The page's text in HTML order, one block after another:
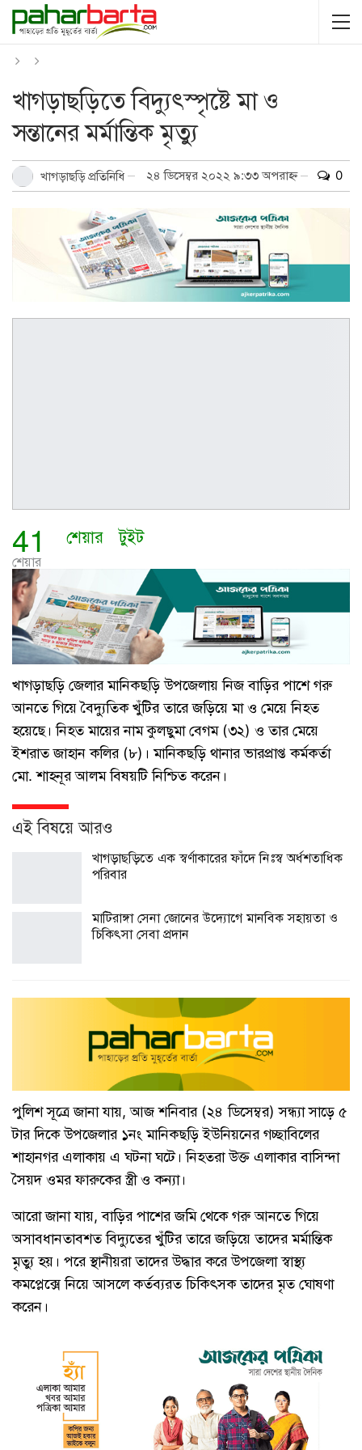
খাগড়াছড়িতে বিদ্যুৎস্পৃষ্টে মা ও
সন্তানের মর্মান্তিক মৃত্যু
খাগড়াছড়ি প্রতিনিধি ২৪ ডিসেম্বর ২০২২ ৯:৩৩ অপরাহ্ন 0
41
শেয়ার
শেয়ার টুইট
খাগড়াছড়ি জেলার মানিকছড়ি উপজেলায় নিজ বাড়ির পাশে গরু
আনতে গিয়ে বৈদ্যুতিক খুঁটির তারে জড়িয়ে মা ও মেয়ে নিহত
হয়েছে। নিহত মায়ের নাম কুলছুমা বেগম (৩২) ও তার মেয়ে
ইশরাত জাহান কলির (৮)। মানিকছড়ি থানার ভারপ্রাপ্ত কর্মকর্তা
মো. শাহনূর আলম বিষয়টি নিশ্চিত করেন।
এই বিষয়ে আরও
খাগড়াছড়িতে এক স্বর্ণাকারের ফাঁদে নিঃস্ব অর্ধশতাধিক
পরিবার
মাটিরাঙ্গা সেনা জোনের উদ্যোগে মানবিক সহায়তা ও
চিকিৎসা সেবা প্রদান
পুলিশ সূত্রে জানা যায়, আজ শনিবার (২৪ ডিসেম্বর) সন্ধ্যা সাড়ে ৫
টার দিকে উপজেলার ১নং মানিকছড়ি ইউনিয়নের গচ্ছাবিলের
শাহানগর এলাকায় এ ঘটনা ঘটে। নিহতরা উক্ত এলাকার বাসিন্দা
সৈয়দ ওমর ফারুকের স্ত্রী ও কন্যা।
আরো জানা যায়, বাড়ির পাশের জমি থেকে গরু আনতে গিয়ে
অসাবধানতাবশত বিদ্যুতের খুঁটির তারে জড়িয়ে তাদের মর্মান্তিক
মৃত্যু হয়। পরে স্থানীয়রা তাদের উদ্ধার করে উপজেলা স্বাস্থ্য
কমপ্লেক্সে নিয়ে আসলে কর্তব্যরত চিকিৎসক তাদের মৃত ঘোষণা
করেন।